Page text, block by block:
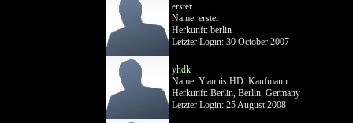
erster
Name: erster
Herkunft: berlin
Letzter Login: 30 October 2007
yhdk
Name: Yiannis HD. Kaufmann
Herkunft: Berlin, Berlin, Germany
Letzter Login: 25 August 2008